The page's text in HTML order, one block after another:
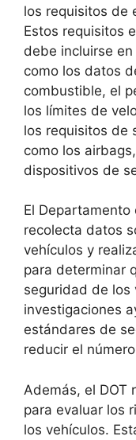
los requisitos de
Estos requisitos
debe incluirse
como los datos
combustible, el
los límites de
los requisitos de
como los
dispositivos de
El
recolecta datos
vehículos y
para determinar
seguridad de los
investigaciones
estándares de
reducir el
Además, el DOT
para evaluar los
los vehículos.